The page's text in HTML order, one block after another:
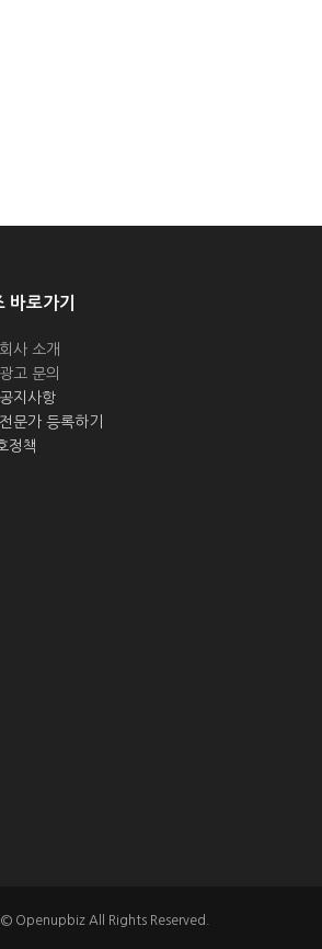
바로가기
사 소개
고 문의
지사항
문가 등록하기
정책
Openupbiz All Rights Reserved.